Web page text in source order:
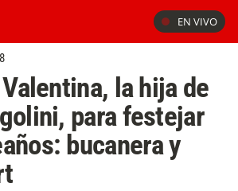
EN VIVO
la hija de
para festejar
bucanera y